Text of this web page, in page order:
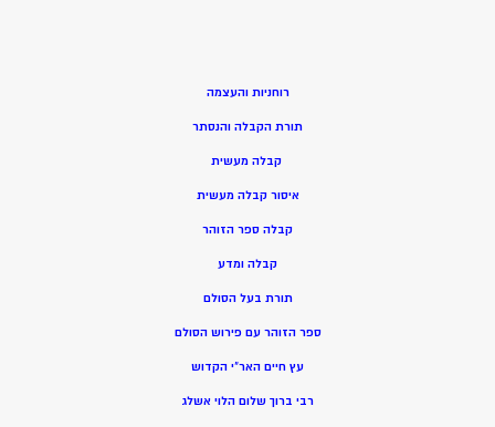
רוחניות והעצמה
תורת הקבלה והנסתר
קבלה מעשית
איסור קבלה מעשית
קבלה ספר הזוהר
קבלה ומדע
תורת בעל הסולם
ספר הזוהר עם פירוש הסולם
עץ חיים האר”י הקדוש
רבי ברוך שלום הלוי אשלג